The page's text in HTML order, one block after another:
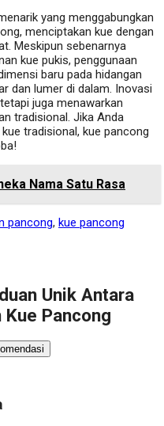
yang menggabungkan
menciptakan kue dengan
Meskipun sebenarnya
kue pukis, penggunaan
baru pada hidangan
dan lumer di dalam. Inovasi
juga menawarkan
tradisional. Jika Anda
tradisional, kue pancong
Nama Satu Rasa
pancong, kue pancong
Unik Antara
Pancong